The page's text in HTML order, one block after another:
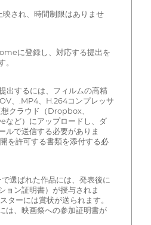
され、時間制限はありませ
に登録し、対応する提出を
。
出するには、フィルムの高精
、.MP4、H.264コンプレッサ
クラウド（Dropbox、
ど）にアップロードし、ダ
ルで送信する必要がありま
を許可する書類を添付する必
選ばれた作品には、発表後に
ョン証明書）が授与されま
ターには賞状が送られます。
は、映画祭への参加証明書が